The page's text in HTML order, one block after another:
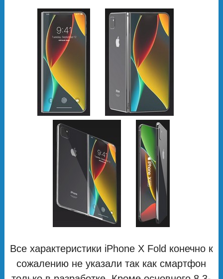
Все характеристики iPhone X Fold конечно к
сожалению не указали так как смартфон